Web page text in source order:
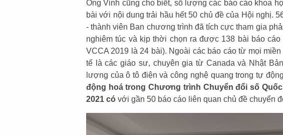
Ông Vinh cũng cho biết, số lượng các báo cáo khoa
bài với nội dung trải hầu hết 50 chủ đề của Hội nghị.
- thành viên Ban chương trình đã tích cực tham gia
nghiêm túc và kịp thời chọn ra được 138 bài báo
VCCA 2019 là 24 bài). Ngoài các báo cáo từ mọi
tế là các giáo sư, chuyên gia từ Canada và Nhật
lượng của ô tô điện và công nghệ quang trong tự
động hoá trong Chương trình Chuyển đổi số
2021 có với gần 50 báo cáo liên quan chủ đề chuyển